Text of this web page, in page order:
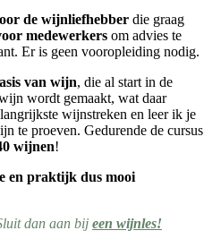
de wijnliefhebber die graag
medewerkers om advies te
Er is geen vooropleiding nodig.
van wijn, die al start in de
wordt gemaakt, wat daar
wijnstreken en leer ik je
te proeven. Gedurende de cursus
wijnen!
en praktijk dus mooi
dan aan bij een wijnles!